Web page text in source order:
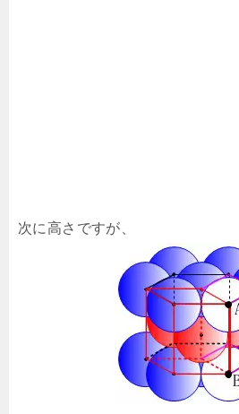
次に高さですが、